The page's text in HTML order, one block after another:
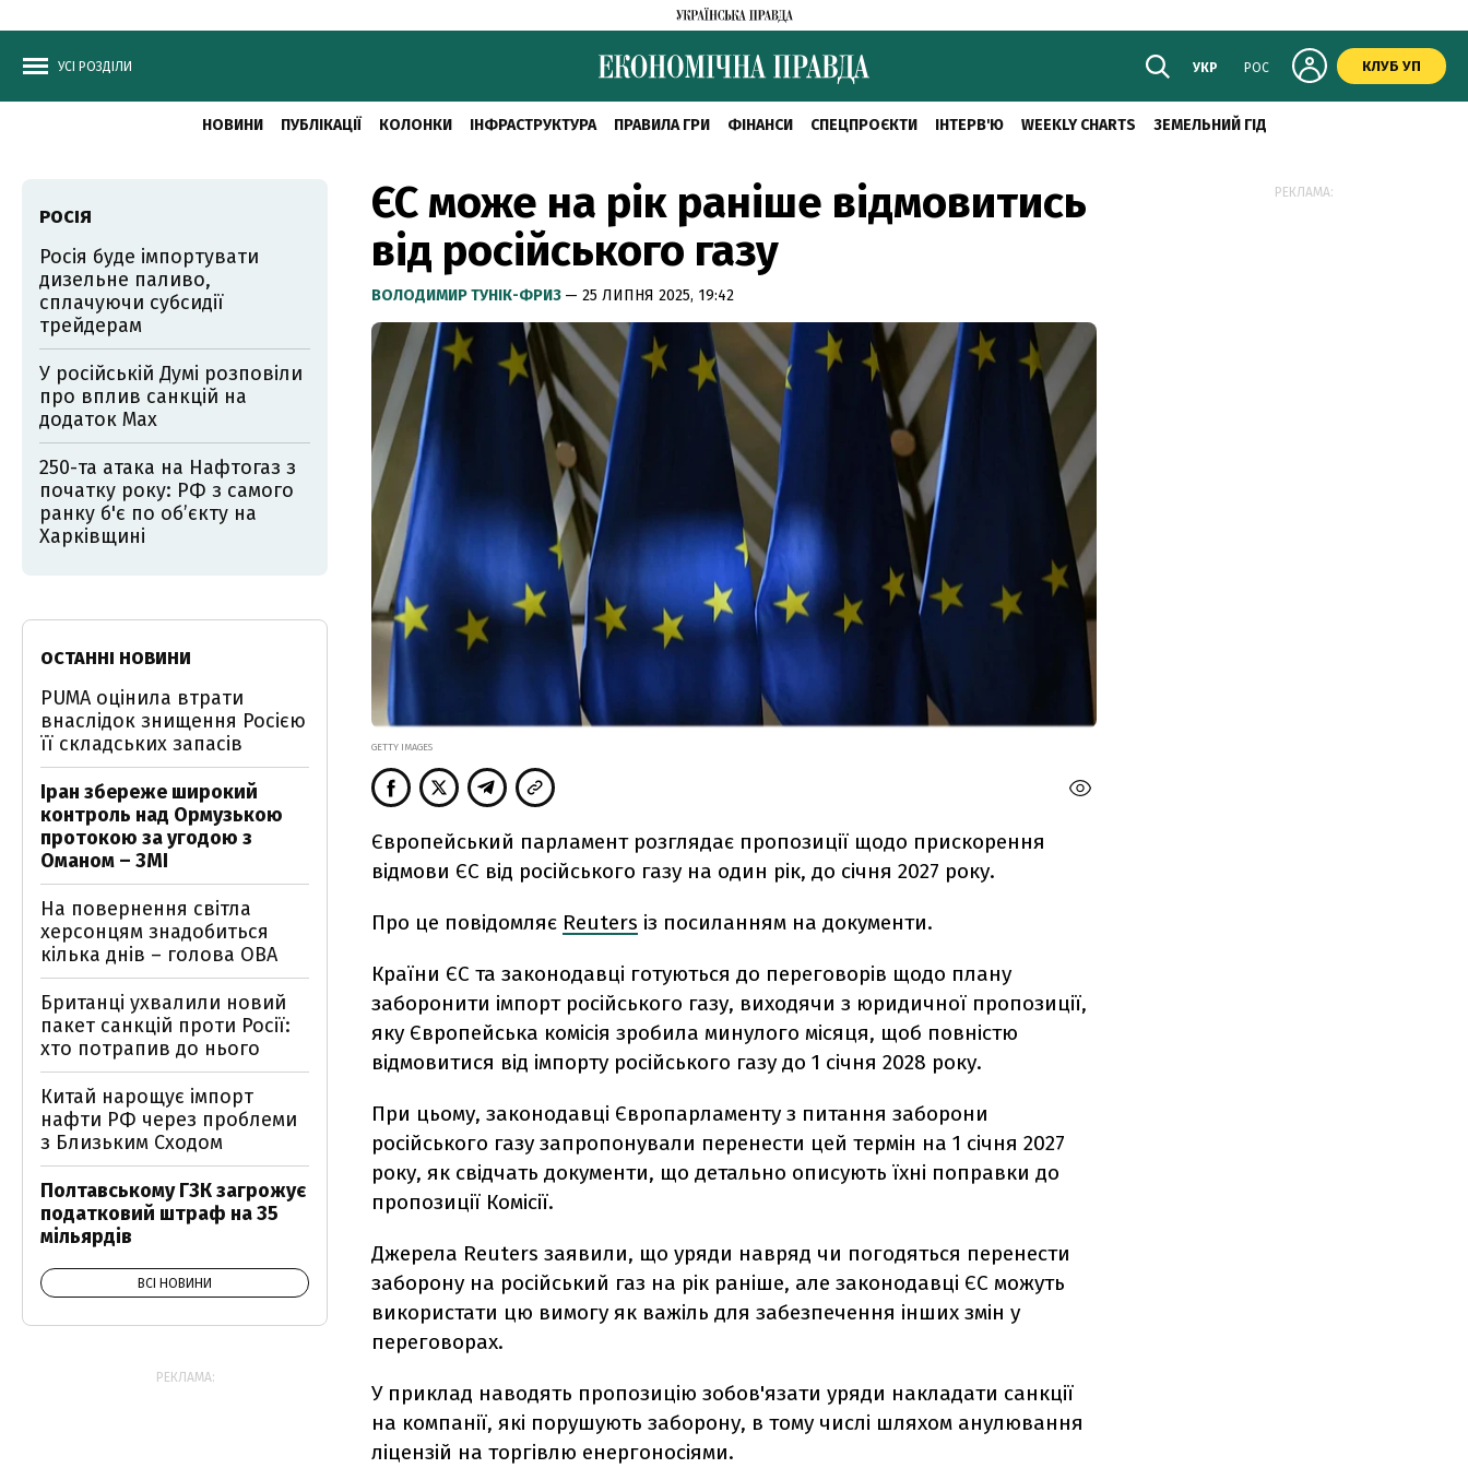
УСІ РОЗДІЛИ УКР РОС КЛУБ УП
НОВИНИ ПУБЛІКАЦІЇ КОЛОНКИ ІНФРАСТРУКТУРА ПРАВИЛА ГРИ ФІНАНСИ СПЕЦПРОЄКТИ ІНТЕРВ'Ю WEEKLY CHARTS ЗЕМЕЛЬНИЙ ГІД
ЄС може на рік раніше відмовитись
від російського газу
ВОЛОДИМИР ТУНІК-ФРИЗ — 25 ЛИПНЯ 2025, 19:42
GETTY IMAGES
Європейський парламент розглядає пропозиції щодо прискорення
відмови ЄС від російського газу на один рік, до січня 2027 року.
Про це повідомляє Reuters із посиланням на документи.
Країни ЄС та законодавці готуються до переговорів щодо плану
заборонити імпорт російського газу, виходячи з юридичної пропозиції,
яку Європейська комісія зробила минулого місяця, щоб повністю
відмовитися від імпорту російського газу до 1 січня 2028 року.
При цьому, законодавці Європарламенту з питання заборони
російського газу запропонували перенести цей термін на 1 січня 2027
року, як свідчать документи, що детально описують їхні поправки до
пропозиції Комісії.
Джерела Reuters заявили, що уряди навряд чи погодяться перенести
заборону на російський газ на рік раніше, але законодавці ЄС можуть
використати цю вимогу як важіль для забезпечення інших змін у
переговорах.
У приклад наводять пропозицію зобов'язати уряди накладати санкції
на компанії, які порушують заборону, в тому числі шляхом анулювання
ліцензій на торгівлю енергоносіями.
РОСІЯ
Росія буде імпортувати
дизельне паливо,
сплачуючи субсидії
трейдерам
У російській Думі розповіли
про вплив санкцій на
додаток Мах
250-та атака на Нафтогаз з
початку року: РФ з самого
ранку б'є по об’єкту на
Харківщині
ОСТАННІ НОВИНИ
PUMA оцінила втрати
внаслідок знищення Росією
її складських запасів
Іран збереже широкий
контроль над Ормузькою
протокою за угодою з
Оманом – ЗМІ
На повернення світла
херсонцям знадобиться
кілька днів – голова ОВА
Британці ухвалили новий
пакет санкцій проти Росії:
хто потрапив до нього
Китай нарощує імпорт
нафти РФ через проблеми
з Близьким Сходом
Полтавському ГЗК загрожує
податковий штраф на 35
мільярдів
ВСІ НОВИНИ
РЕКЛАМА:
РЕКЛАМА: